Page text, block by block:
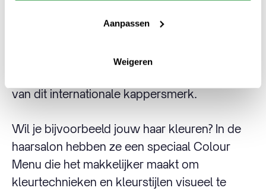
Aanpassen
Weigeren
TONI&GUYaan de Witte de
knip- en kleurtechnieken van TONI&GUY
van dit internationale kappersmerk.
Wil je bijvoorbeeld jouw haar kleuren? In de
haarsalon hebben ze een speciaal Colour
Menu die het makkelijker maakt om
kleurtechnieken en kleurstijlen visueel te